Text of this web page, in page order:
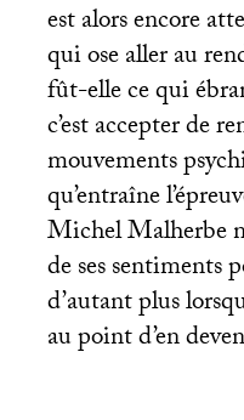
est alors encore
qui ose aller au
fût-elle ce qui
c’est accepter de
mouvements
qu’entraîne
Michel Malherbe
de ses sentiments
d’autant plus
au point d’en